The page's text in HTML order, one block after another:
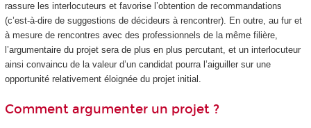
rassure les interlocuteurs et favorise l’obtention de recommandations
(c’est-à-dire de suggestions de décideurs à rencontrer). En outre, au fur et
à mesure de rencontres avec des professionnels de la même filière,
l’argumentaire du projet sera de plus en plus percutant, et un interlocuteur
ainsi convaincu de la valeur d’un candidat pourra l’aiguiller sur une
opportunité relativement éloignée du projet initial.
Comment argumenter un projet ?